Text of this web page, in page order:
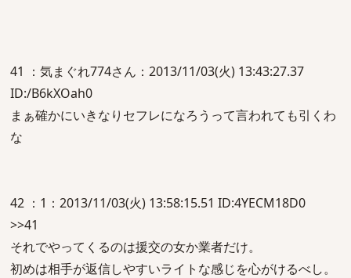
41 ：気まぐれ774さん：2013/11/03(火) 13:43:27.37
ID:/B6kXOah0
まぁ確かにいきなりセフレになろうって言われても引くわ
な
42 ：1：2013/11/03(火) 13:58:15.51 ID:4YECM18D0
>>41
それでやってくるのは援交の女か業者だけ。
初めは相手が返信しやすいライトな感じを心がけるべし。